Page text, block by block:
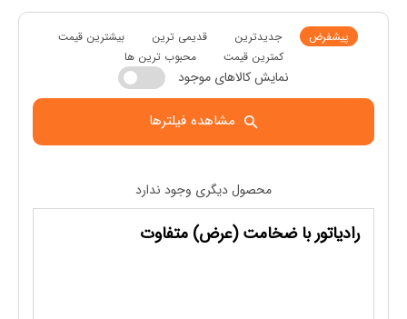
پیشفرض جدیدترین قدیمی ترین
بیشترین قیمت
کمترین قیمت
محبوب ترین ها
نمایش کالاهای موجود
مشاهده فیلترها
محصول دیگری وجود ندارد
رادیاتور با ضخامت (عرض) متفاوت